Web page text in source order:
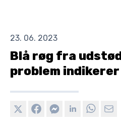
23. 06. 2023
Blå røg fra
problem